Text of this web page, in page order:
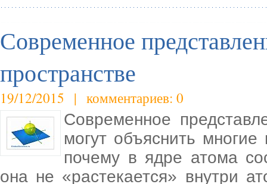
Современное
пространстве
19/12/2015 | комментариев: 0
Современное
могут объяснить
почему в ядре атома
она не «растекается» внутри